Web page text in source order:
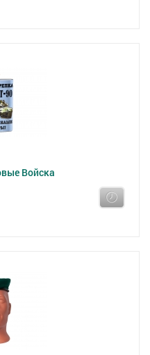
Войска